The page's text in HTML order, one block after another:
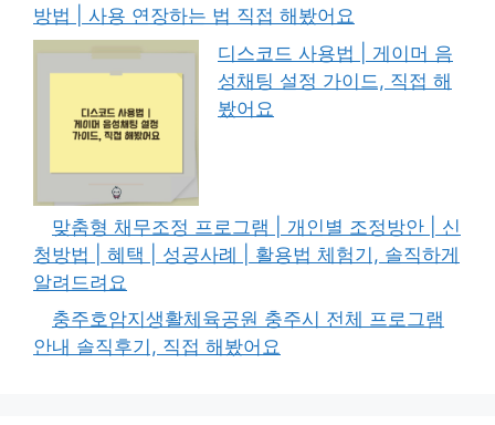
방법 | 사용 연장하는 법 직접 해봤어요
디스코드 사용법 | 게이머 음
성채팅 설정 가이드, 직접 해
봤어요
맞춤형 채무조정 프로그램 | 개인별 조정방안 | 신
청방법 | 혜택 | 성공사례 | 활용법 체험기, 솔직하게
알려드려요
충주호암지생활체육공원 충주시 전체 프로그램
안내 솔직후기, 직접 해봤어요